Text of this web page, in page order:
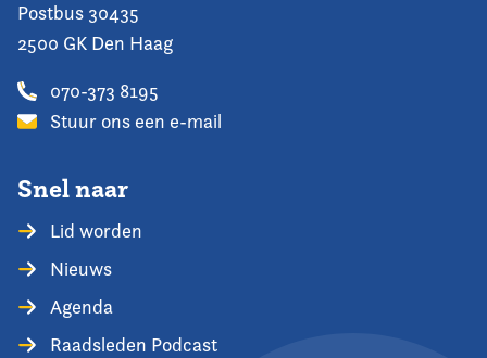
Postbus 30435
2500 GK Den Haag
070-373 8195
Stuur ons een e-mail
Snel naar
Lid worden
Nieuws
Agenda
Raadsleden Podcast